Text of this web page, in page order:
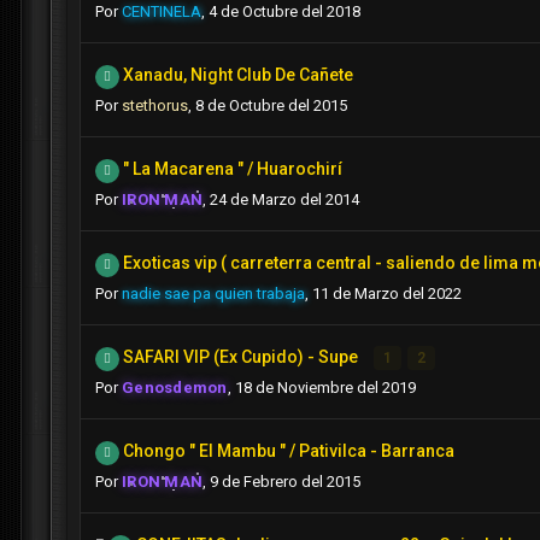
PorCENTINELA, 4 de Octubre del 2018
Xanadu, Night Club De Cañete
Por stethorus, 8 de Octubre del 2015
" La Macarena " / Huarochirí
Por IRON MAN,24 de Marzo del 2014
Exoticas vip ( carreterra central - saliendo de lima
Pornadie sae pa quien trabaja, 11 de Marzo del 2022
SAFARI VIP (Ex Cupido) - Supe 1 2
Por Genosdemon, 18 de Noviembre del 2019
Chongo " El Mambu " / Pativilca - Barranca
Por IRON MAN,9 de Febrero del 2015